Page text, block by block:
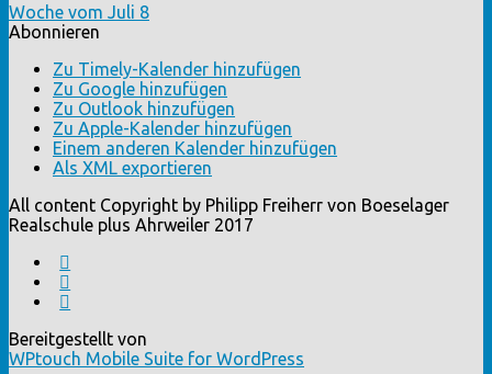
Woche vom Juli 8
Abonnieren
Zu Timely-Kalender hinzufügen
Zu Google hinzufügen
Zu Outlook hinzufügen
Zu Apple-Kalender hinzufügen
Einem anderen Kalender hinzufügen
Als XML exportieren
All content Copyright by Philipp Freiherr von Boeselager
Realschule plus Ahrweiler 2017
Bereitgestellt von
WPtouch Mobile Suite for WordPress